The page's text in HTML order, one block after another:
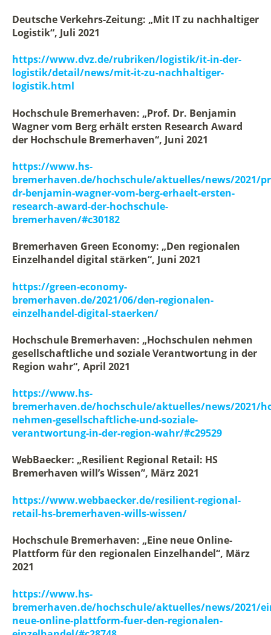
Deutsche Verkehrs-Zeitung: „Mit IT zu nachhaltiger
Logistik“, Juli 2021
https://www.dvz.de/rubriken/logistik/it-in-der-
logistik/detail/news/mit-it-zu-nachhaltiger-
logistik.html
Hochschule Bremerhaven: „Prof. Dr. Benjamin
Wagner vom Berg erhält ersten Research Award
der Hochschule Bremerhaven“, Juni 2021
https://www.hs-
bremerhaven.de/hochschule/aktuelles/news/2021/
dr-benjamin-wagner-vom-berg-erhaelt-ersten-
research-award-der-hochschule-
bremerhaven/#c30182
Bremerhaven Green Economy: „Den regionalen
Einzelhandel digital stärken“, Juni 2021
https://green-economy-
bremerhaven.de/2021/06/den-regionalen-
einzelhandel-digital-staerken/
Hochschule Bremerhaven: „Hochschulen nehmen
gesellschaftliche und soziale Verantwortung in der
Region wahr“, April 2021
https://www.hs-
bremerhaven.de/hochschule/aktuelles/news/2021/
nehmen-gesellschaftliche-und-soziale-
verantwortung-in-der-region-wahr/#c29529
WebBaecker: „Resilient Regional Retail: HS
Bremerhaven will’s Wissen”, März 2021
https://www.webbaecker.de/resilient-regional-
retail-hs-bremerhaven-wills-wissen/
Hochschule Bremerhaven: „Eine neue Online-
Plattform für den regionalen Einzelhandel“, März
2021
https://www.hs-
bremerhaven.de/hochschule/aktuelles/news/2021/
neue-online-plattform-fuer-den-regionalen-